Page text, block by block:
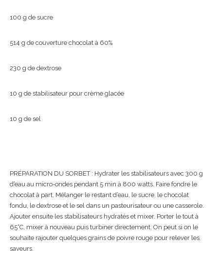
100 g de sucre
514 g de couverture chocolat à 60%
230 g de dextrose
10 g de stabilisateur pour crème glacée
10 g de sel
PRÉPARATION DU SORBET : Hydrater les stabilisateurs avec 300 g
d’eau au micro-ondes pendant 5 min à 800 watts. Faire fondre le
chocolat à part. Mélanger le restant d’eau, le sucre, le chocolat
fondu, le dextrose et le sel dans un pasteurisateur ou une casserole.
Ajouter ensuite les stabilisateurs hydratés et mixer. Porter le tout à
65°C, mixer à nouveau puis turbiner directement. On peut si on le
souhaite rajouter quelques grains de poivre rouge pour relever les
saveurs.